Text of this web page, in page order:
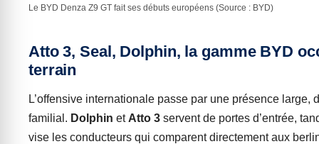
Le BYD Denza Z9 GT fait ses débuts européens (Source : BYD)
Atto 3, Seal, Dolphin, la gamme BYD
terrain
L’offensive internationale passe par une présence large,
familial. Dolphin et Atto 3 servent de portes d’entrée,
vise les conducteurs qui comparent directement aux